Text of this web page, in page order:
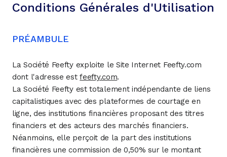
Conditions Générales d'Utilisation
PRÉAMBULE
La Société Feefty exploite le Site Internet Feefty.com
dont l'adresse estfeefty.com.
La Société Feefty est totalement indépendante de liens
capitalistiques avec des plateformes de courtage en
ligne, des institutions financières proposant des titres
financiers et des acteurs des marchés financiers.
Néanmoins, elle perçoit de la part des institutions
financières une commission de 0,50% sur le montant